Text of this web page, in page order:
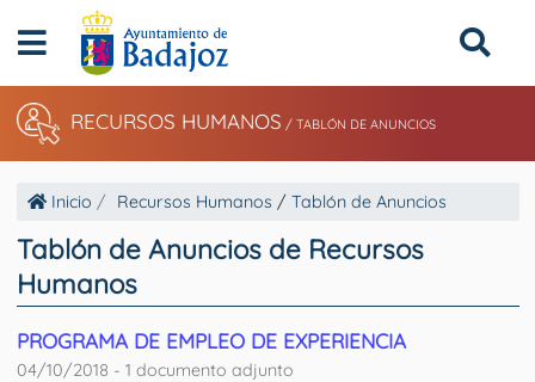
RECURSOS HUMANOS / TABLÓN DE ANUNCIOS
Inicio Recursos Humanos / Tablón de Anuncios
Tablón de Anuncios de Recursos
Humanos
PROGRAMA DE EMPLEO DE EXPERIENCIA
04/10/2018 - 1 documento adjunto